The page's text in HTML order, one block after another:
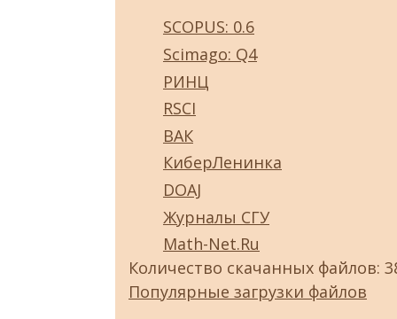
SCOPUS: 0.6
Scimago: Q4
РИНЦ
RSCI
ВАК
КиберЛенинка
DOAJ
Журналы СГУ
Math-Net.Ru
Количество скачанных файлов:
Популярные загрузки файлов